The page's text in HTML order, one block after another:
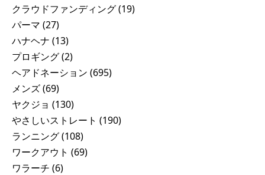
クラウドファンディング(19)
パーマ (27)
ハナヘナ (13)
プロギング(2)
ヘアドネーション (695)
メンズ(69)
ヤクジョ (130)
やさしいストレート (190)
ランニング(108)
ワークアウト (69)
ワラーチ (6)